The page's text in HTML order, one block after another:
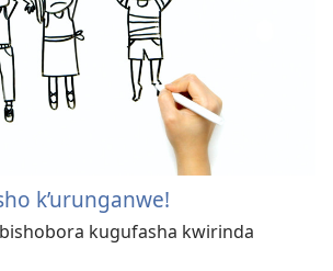
k’urunganwe!
kugufasha kwirinda